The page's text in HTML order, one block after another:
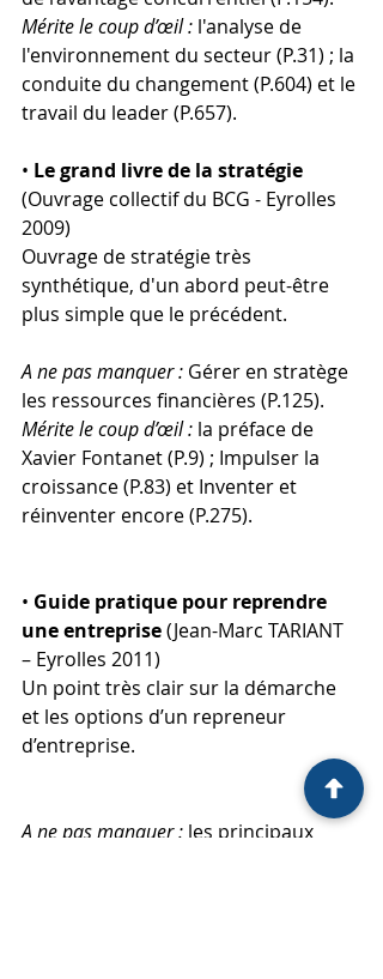
Mérite le coup d’œil : l'analyse de
l'environnement du secteur (P.31) ; la
conduite du changement (P.604) et le
travail du leader (P.657).
• Le grand livre de la stratégie
(Ouvrage collectif du BCG - Eyrolles
2009)
Ouvrage de stratégie très
synthétique, d'un abord peut-être
plus simple que le précédent.
A ne pas manquer : Gérer en stratège
les ressources financières (P.125).
Mérite le coup d’œil : la préface de
Xavier Fontanet (P.9) ; Impulser la
croissance (P.83) et Inventer et
réinventer encore (P.275).
• Guide pratique pour reprendre
une entreprise (Jean-Marc TARIANT
– Eyrolles 2011)
Un point très clair sur la démarche
et les options d’un repreneur
d’entreprise.
A ne pas manquer : les principaux